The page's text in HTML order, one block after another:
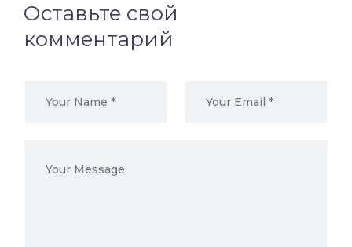
Оставьте свой
комментарий